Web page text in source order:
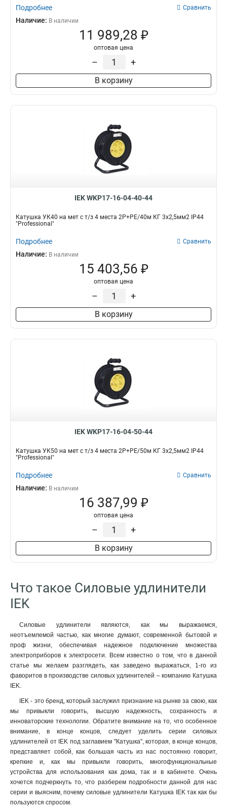
Подробнее Сравнить
Наличие: В наличии
11 989,28 ₽
оптовая цена
– +
В корзину
IEK WKP17-16-04-40-44
Катушка УК40 на мет с т/з 4 места 2Р+PЕ/40м КГ 3х2,5мм2 IP44
"Professional"
Подробнее Сравнить
Наличие: В наличии
15 403,56 ₽
оптовая цена
– +
В корзину
IEK WKP17-16-04-50-44
Катушка УК50 на мет с т/з 4 места 2Р+PЕ/50м КГ 3х2,5мм2 IP44
"Professional"
Подробнее Сравнить
Наличие: В наличии
16 387,99 ₽
оптовая цена
– +
В корзину
Что такое Силовые удлинители
IEK
Силовые удлинители являются, как мы выражаемся,
неотъемлемой частью, как многие думают, современной бытовой и
проф жизни, обеспечивая надежное подключение множества
электроприборов к электросети. Всем известно о том, что в данной
статье мы желаем разглядеть, как заведено выражаться, 1-го из
фаворитов в производстве силовых удлинителей – компанию Катушка
IEK.
IEK - это бренд, который заслужил признание на рынке за свою, как
мы привыкли говорить, высшую надежность, сохранность и
инноваторские технологии. Обратите внимание на то, что особенное
внимание, в конце концов, следует уделить серии силовых
удлинителей от IEK под заглавием "Катушка", которая, в конце концов,
представляет собой, как большая часть из нас постоянно говорит,
крепкие и, как мы привыкли говорить, многофункциональные
устройства для использования как дома, так и в кабинете. Очень
хочется подчеркнуть то, что разберем подробности данной для нас
серии и выясним, почему силовые удлинители Катушка IEK так как бы
пользуются спросом.